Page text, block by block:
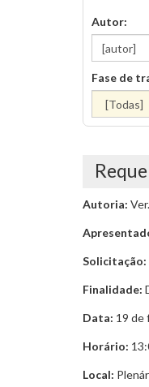
Autor:
Fase de
Autoria:
Solicitação:
Finalidade:
Data: 19 de
Horário:
Local: